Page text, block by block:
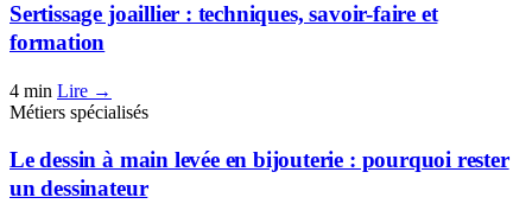
Sertissage joaillier : techniques, savoir-faire et
formation
4 min Lire →
Métiers spécialisés
Le dessin à main levée en bijouterie : pourquoi rester
un dessinateur